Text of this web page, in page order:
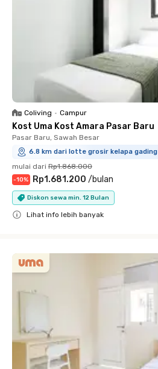
Coliving • Campur
Kost Uma Kost Amara Pasar Baru
Pasar Baru, Sawah Besar
6.8 km dari lotte grosir kelapa gading
mulai dari Rp1.868.000
-10% Rp1.681.200 /bulan
Diskon sewa min. 12 Bulan
Lihat info lebih banyak